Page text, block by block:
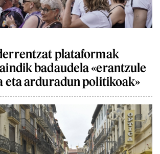
plataformak
badaudela «erantzule
eta arduradun politikoak»